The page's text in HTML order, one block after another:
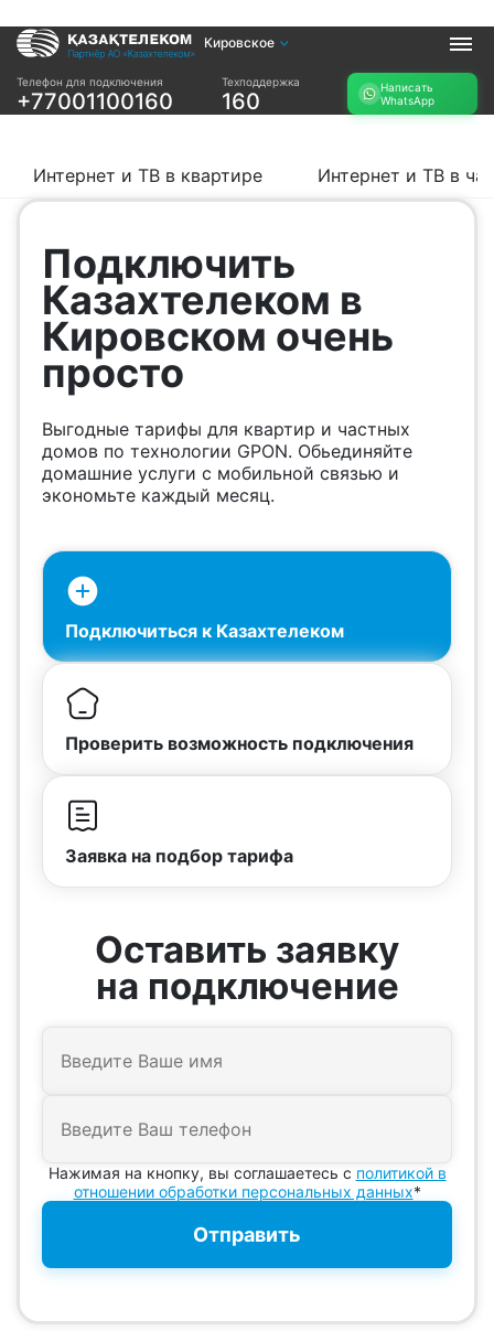
Кировское
Телефон для подключения
+77001100160
Техподдержка
160
Написать
WhatsApp
Услуги
Интернет и ТВ в
частном доме
Интернет в офис
Проверить
возможность
подключения
Проверить
возможность
подключения по
названию ЖК
Новости
Акции
Заявка на
подбор тарифа
Интернет и ТВ в квартире Интернет и ТВ в
Подключить
Казахтелеком в
Кировском очень
просто
Выгодные тарифы для квартир и частных
домов по технологии GPON. Обьединяйте
домашние услуги с мобильной связью и
экономьте каждый месяц.
Подключиться к Казахтелеком
Проверить возможность подключения
Заявка на подбор тарифа
Оставить заявку
на подключение
Нажимая на кнопку, вы соглашаетесь с политикой в
отношении обработки персональных данных*